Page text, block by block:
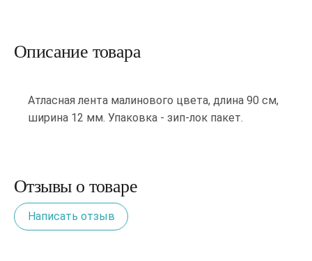
Описание товара
Атласная лента малинового цвета, длина 90 см,
ширина 12 мм. Упаковка - зип-лок пакет.
Отзывы о товаре
Написать отзыв